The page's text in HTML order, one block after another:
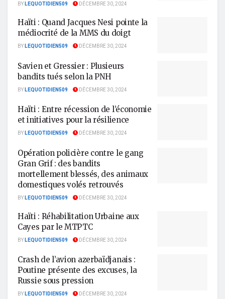
BYLEQUOTIDIEN509 DÉCEMBRE 30, 2024
Haïti : Quand Jacques Nesi pointe la
médiocrité de la MMS du doigt
BYLEQUOTIDIEN509 DÉCEMBRE 30, 2024
Savien et Gressier : Plusieurs
bandits tués selon la PNH
BYLEQUOTIDIEN509 DÉCEMBRE 30, 2024
Haïti : Entre récession de l’économie
et initiatives pour la résilience
BYLEQUOTIDIEN509 DÉCEMBRE 30, 2024
Opération policière contre le gang
Gran Grif : des bandits
mortellement blessés, des animaux
domestiques volés retrouvés
BYLEQUOTIDIEN509 DÉCEMBRE 30, 2024
Haïti : Réhabilitation Urbaine aux
Cayes par le MTPTC
BYLEQUOTIDIEN509 DÉCEMBRE 30, 2024
Crash de l’avion azerbaïdjanais :
Poutine présente des excuses, la
Russie sous pression
BYLEQUOTIDIEN509 DÉCEMBRE 30, 2024